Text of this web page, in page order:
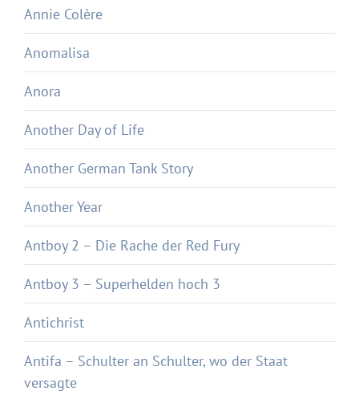
Annie Colère
Anomalisa
Anora
Another Day of Life
Another German Tank Story
Another Year
Antboy 2 – Die Rache der Red Fury
Antboy 3 – Superhelden hoch 3
Antichrist
Antifa – Schulter an Schulter, wo der Staat
versagte